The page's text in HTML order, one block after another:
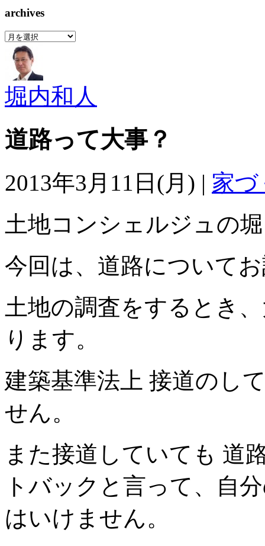
archives
archives
堀内和人
道路って大事？
2013年3月11日(月) | 家
土地コンシェルジュの
今回は、道路について
土地の調査をするとき
ります。
建築基準法上 接道のし
せん。
また接道していても 道
トバックと言って、自
はいけません。